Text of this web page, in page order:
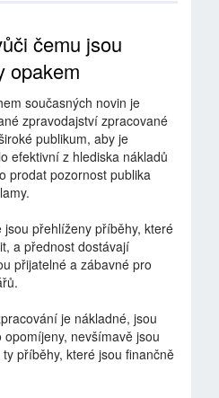
čemu jsou
opakem
současných novin je
zpravodajství zpracované
publikum, aby je
efektivní z hlediska nákladů
prodat pozornost publika
jsou přehlíženy příběhy, které
a přednost dostávají
přijatelné a zábavné pro
je nákladné, jsou
opomíjeny, nevšímavě jsou
příběhy, které jsou finančně